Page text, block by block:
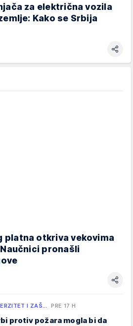
za električna vozila
Kako se Srbija
platna otkriva vekovima
pronašli
I ZAŠ… PRE 17 H
protiv požara mogla bi da